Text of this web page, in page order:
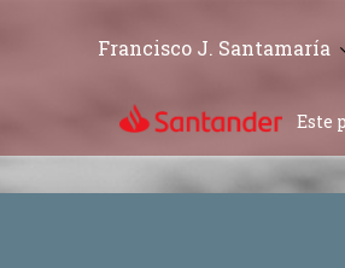
Francisco J. Santamaría
Este